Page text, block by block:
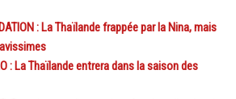
: La Thaïlande frappée par la Nina, mais
: La Thaïlande entrera dans la saison des